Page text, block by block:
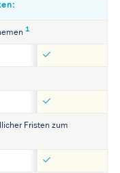
1
Fristen zum